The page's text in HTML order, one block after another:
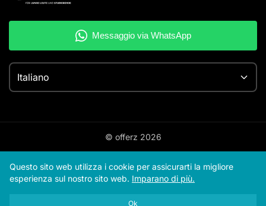
Italiano
© offerz 2026
Questo sito web utilizza i cookie per assicurarti la migliore
esperienza sul nostro sito web. Imparano di più.
Ok